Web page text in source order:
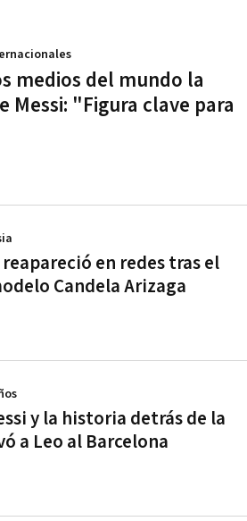
medios del mundo la
Messi: "Figura clave para
en redes tras el
Candela Arizaga
y la historia detrás de la
a Leo al Barcelona